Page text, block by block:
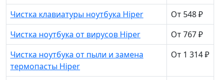
Чистка клавиатуры ноутбука Hiper
От 548 ₽
Чистка ноутбука от вирусов Hiper
От 767 ₽
Чистка ноутбука от пыли и замена
термопасты Hiper
От 1 314 ₽